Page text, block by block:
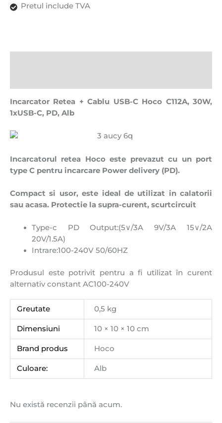
Pretul include TVA
Incarcator Retea + Cablu USB-C Hoco C112A, 30W,
1xUSB-C, PD, Alb
Incarcatorul retea Hoco este prevazut cu un port
type C pentru incarcare Power delivery (PD).
Compact si usor, este ideal de utilizat in calatorii
sau acasa. Protectie la supra-curent, scurtcircuit
Type-c PD Output:(5∨/3A 9V/3A 15∨/2A
20V/1.5A)
Intrare:100-240V 50/60HZ
Produsul este potrivit pentru a fi utilizat în curent
alternativ constant AC100-240V
Greutate 0,5 kg
Dimensiuni 10 × 10 × 10 cm
Brand produs Hoco
Culoare: Alb
Nu există recenzii până acum.